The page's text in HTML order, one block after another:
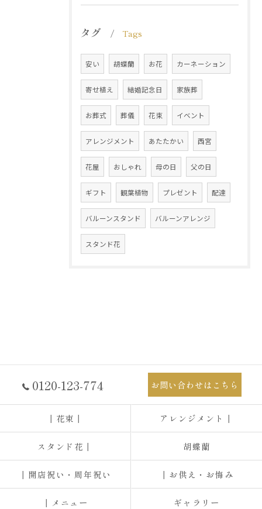
タグ Tags
安い 胡蝶蘭 お花 カーネーション
寄せ植え 結婚記念日 家族葬
お葬式 葬儀 花束 イベント
アレンジメント あたたかい 西宮
花屋 おしゃれ 母の日 父の日
ギフト 観葉植物 プレゼント 配達
バルーンスタンド バルーンアレンジ
スタンド花
0120-123-774 お問い合わせはこちら
┃花束┃ アレンジメント┃
スタンド花┃ 胡蝶蘭
┃開店祝い・周年祝い ┃お供え・お悔み
┃メニュー ギャラリー